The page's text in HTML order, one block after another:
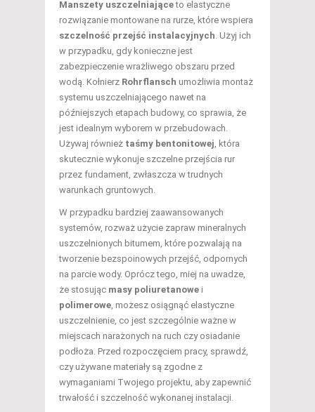
Manszety uszczelniająceto elastyczne
rozwiązanie montowane na rurze, które wspiera
szczelność przejść instalacyjnych . Użyj ich
w przypadku, gdy konieczne jest
zabezpieczenie wrażliwego obszaru przed
wodą. Kołnierz Rohrflansch umożliwia montaż
systemu uszczelniającego nawet na
późniejszych etapach budowy, co sprawia, że
jest idealnym wyborem w przebudowach.
Używaj również taśmy bentonitowej , która
skutecznie wykonuje szczelne przejścia rur
przez fundament, zwłaszcza w trudnych
warunkach gruntowych.
W przypadku bardziej zaawansowanych
systemów, rozważ użycie zapraw mineralnych
uszczelnionych bitumem, które pozwalają na
tworzenie bezspoinowych przejść, odpornych
na parcie wody. Oprócz tego, miej na uwadze,
że stosując masy poliuretanowe i
polimerowe , możesz osiągnąć elastyczne
uszczelnienie, co jest szczególnie ważne w
miejscach narażonych na ruch czy osiadanie
podłoża. Przed rozpoczęciem pracy, sprawdź,
czy używane materiały są zgodne z
wymaganiami Twojego projektu, aby zapewnić
trwałość i szczelność wykonanej instalacji.